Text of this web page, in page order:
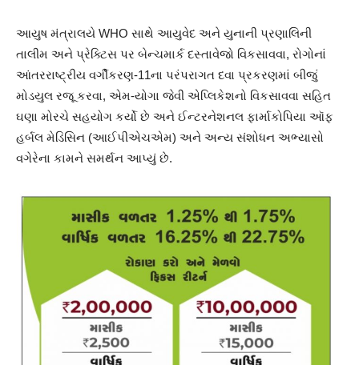
આયુષ મંત્રાલયે WHO સાથે આયુવેદ અને યુનાની પ્રણાલિની
તાલીમ અને પ્રેક્ટિસ પર બેન્ચમાર્ક દસ્તાવેજો વિકસાવવા, રોગોનાં
આંતરરાષ્ટ્રીય વર્ગીકરણ-11ના પરંપરાગત દવા પ્રકરણમાં બીજું
મોડયુલ રજૂ કરવા, એમ-યોગા જેવી એપ્લિકેશનો વિકસાવવા સહિત
ઘણા મોરચે સહયોગ કર્યો છે અને ઈન્ટરનેશનલ ફાર્માકોપિયા ઑફ
હર્બલ મેડિસિન (આઈપીએચએમ) અને અન્ય સંશોધન અભ્યાસો
વગેરેના કામને સમર્થન આપ્યું છે.